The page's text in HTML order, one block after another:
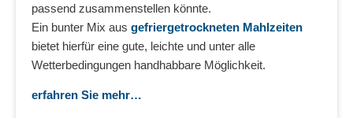
passend zusammenstellen könnte.
Ein bunter Mix aus gefriergetrockneten Mahlzeiten
bietet hierfür eine gute, leichte und unter alle
Wetterbedingungen handhabbare Möglichkeit.
erfahren Sie mehr…